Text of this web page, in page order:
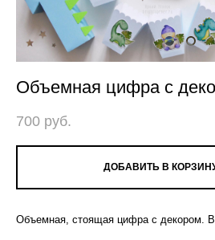
Объемная цифра с
700 pуб.
ДОБАВИТЬ В
Объемная, стоящая цифра с декором.